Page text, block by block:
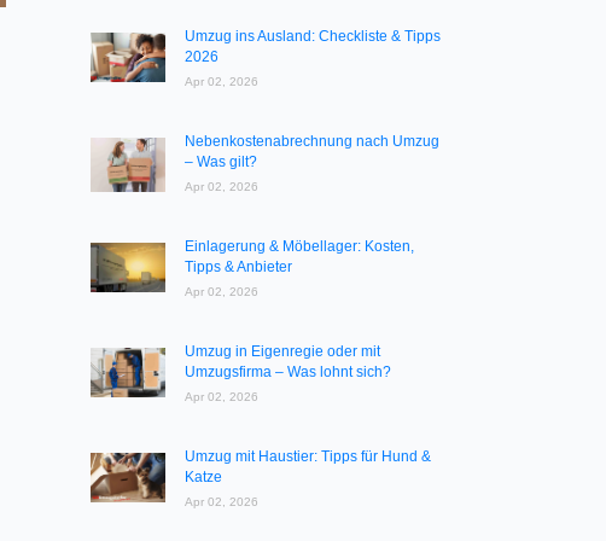
Umzug ins Ausland: Checkliste & Tipps
2026
Apr 02, 2026
Nebenkostenabrechnung nach Umzug
– Was gilt?
Apr 02, 2026
Einlagerung & Möbellager: Kosten,
Tipps & Anbieter
Apr 02, 2026
Umzug in Eigenregie oder mit
Umzugsfirma – Was lohnt sich?
Apr 02, 2026
Umzug mit Haustier: Tipps für Hund &
Katze
Apr 02, 2026